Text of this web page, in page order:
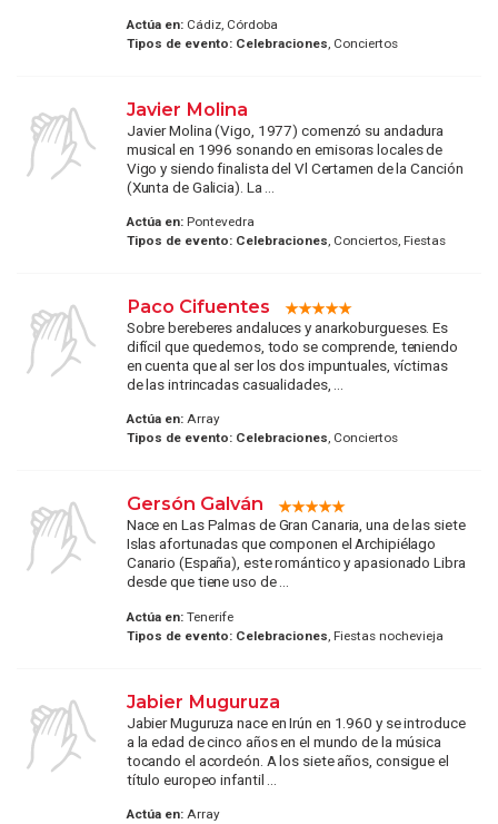
Actúa en:Cádiz, Córdoba
Tipos de evento: Celebraciones , Conciertos
Javier Molina
Javier Molina (Vigo, 1977) comenzó su andadura
musical en 1996 sonando en emisoras locales de
Vigo y siendo finalista del Vl Certamen de la Canción
(Xunta de Galicia). La ...
Actúa en:Pontevedra
Tipos de evento: Celebraciones, Conciertos, Fiestas
Paco Cifuentes
Sobre bereberes andaluces y anarkoburgueses. Es
difícil que quedemos, todo se comprende, teniendo
en cuenta que al ser los dos impuntuales, víctimas
de las intrincadas casualidades, ...
Actúa en:Array
Tipos de evento: Celebraciones, Conciertos
Gersón Galván
Nace en Las Palmas de Gran Canaria, una de las siete
Islas afortunadas que componen el Archipiélago
Canario (España), este romántico y apasionado Libra
desde que tiene uso de ...
Actúa en:Tenerife
Tipos de evento: Celebraciones , Fiestas nochevieja
Jabier Muguruza
Jabier Muguruza nace en Irún en 1.960 y se introduce
a la edad de cinco años en el mundo de la música
tocando el acordeón. A los siete años, consigue el
título europeo infantil ...
Actúa en:Array